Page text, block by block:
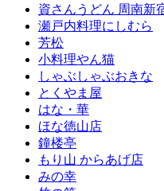
資さんうどん 周南新
瀬戸内料理にしむら
芳松
小料理やん猫
しゃぶしゃぶおきな
とくやま屋
はな・華
ほな徳山店
鐘楼亭
もり山 からあげ店
みの幸